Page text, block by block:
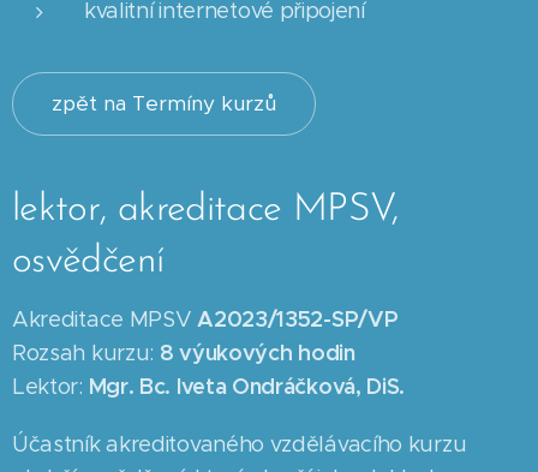
kvalitní internetové připojení
zpět na Termíny kurzů
lektor, akreditace MPSV,
osvědčení
Akreditace MPSV A2023/1352-SP/VP
Rozsah kurzu: 8 výukových hodin
Lektor: Mgr. Bc. Iveta Ondráčková, DiS.
Účastník akreditovaného vzdělávacího kurzu